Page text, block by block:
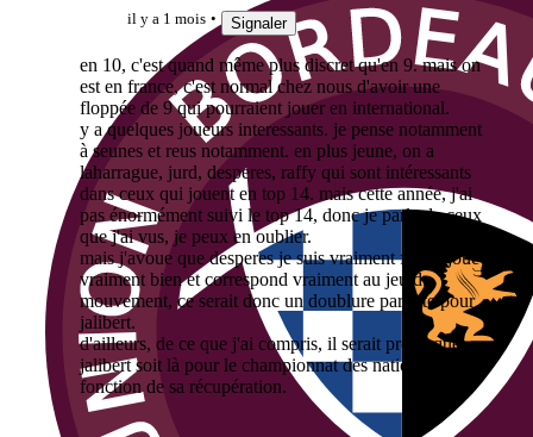
il y a 1 mois Signaler
en 10, c'est quand même plus discret qu'en 9. mais on
est en france, c'est normal chez nous d'avoir une
floppée de 9 qui pourraient jouer en international.
y a quelques joueurs interessants. je pense notamment
à seunes et reus notamment. en plus jeune, on a
laharrague, jurd, desperes, raffy qui sont intéressants
dans ceux qui jouent en top 14. mais cette année, j'ai
pas énormément suivi le top 14, donc je parle de ceux
que j'ai vus, je peux en oublier.
mais j'avoue que desperes je suis vraiment fan. il joue
vraiment bien et correspond vraiment au jeu de
mouvement, ce serait donc un doublure parfaite pour
jalibert.
d'ailleurs, de ce que j'ai compris, il serait prévu que
jalibert soit là pour le championnat des nations en
fonction de sa récupération.